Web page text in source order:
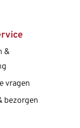
&
vragen
bezorgen